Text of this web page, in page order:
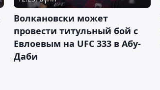
Волкановски может
провести титульный бой с
Евлоевым на UFC 333 в Абу-
Даби